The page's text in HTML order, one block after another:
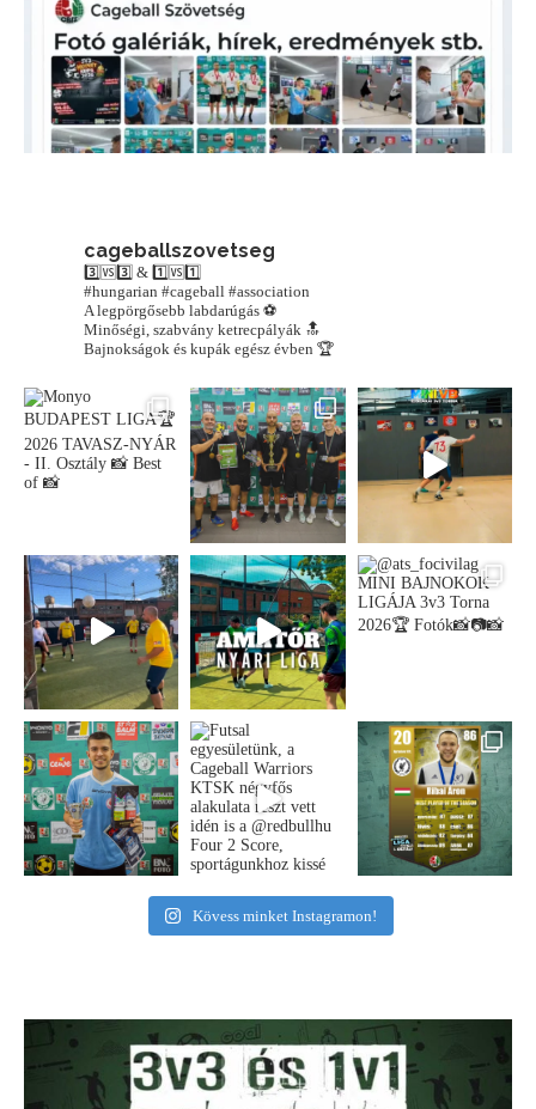
cageballszovetseg
3️⃣🆚3️⃣ & 1️⃣🆚1️⃣
#hungarian #cageball #association
A legpörgősebb labdarúgás ⚽️
Minőségi, szabvány ketrecpályák 🔝
Bajnokságok és kupák egész évben 🏆
Kövess minket Instagramon!